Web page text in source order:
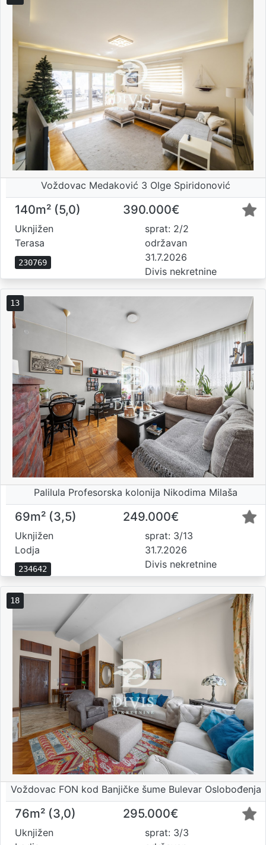
Voždovac Medaković 3 Olge Spiridonović
140m² (5,0) 390.000€
Uknjižen
Terasa
230769
sprat: 2/2
održavan
31.7.2026
Divis nekretnine
13
Palilula Profesorska kolonija Nikodima Milaša
69m² (3,5) 249.000€
Uknjižen
Lodja
234642
sprat: 3/13
31.7.2026
Divis nekretnine
18
Voždovac FON kod Banjičke šume Bulevar Oslobođenja
76m² (3,0) 295.000€
Uknjižen
sprat: 3/3